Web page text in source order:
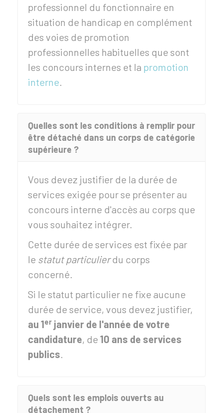
professionnel du fonctionnaire en
situation de handicap en complément
des voies de promotion
professionnelles habituelles que sont
les concours internes et la promotion
interne.
Quelles sont les conditions à remplir pour
être détaché dans un corps de catégorie
supérieure ?
Vous devez justifier de la durée de
services exigée pour se présenter au
concours interne d'accès au corps que
vous souhaitez intégrer.
Cette durée de services est fixée par
le statut particulierdu corps
concerné.
Si le statut particulier ne fixe aucune
durée de service, vous devez justifier,
au 1er janvier de l'année de votre
candidature, de 10 ans de services
publics.
Quels sont les emplois ouverts au
détachement ?